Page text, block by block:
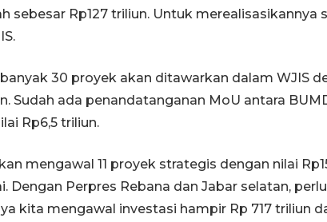
sebesar Rp127 triliun. Untuk merealisasikannya
30 proyek akan ditawarkan dalam WJIS
Sudah ada penandatanganan MoU antara
Rp6,5 triliun.
mengawal 11 proyek strategis dengan nilai
Dengan Perpres Rebana dan Jabar selatan,
kita mengawal investasi hampir Rp 717 triliun
2026-08-05 12:00:00